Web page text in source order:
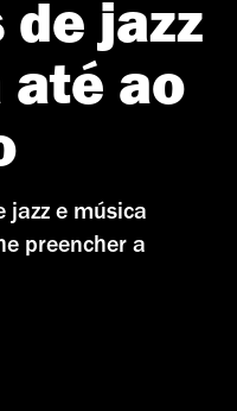
jazz
até ao
jazz e música
preencher a